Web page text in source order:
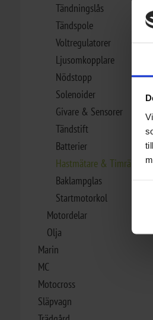
Tändningslås
Tändspole
Voltregulatorer
Ljusomkopplare
Nödstopp
Solenoider
Givare & Sensorer
Tändstift
Batterier
Hastmätare & Timräknare
Baklampglas
Startmotorkol
Motordelar
Olja
Marin
MC
Motocross
Släpvagn